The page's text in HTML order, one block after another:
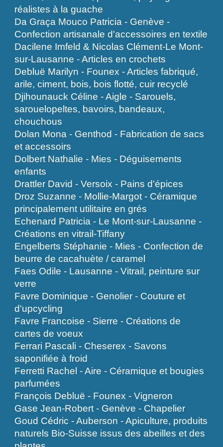
réalistes à la guache
Da Graça Mouco Patricia - Genève -
Confection artisanale d'accessoires en textile
Dacilene Imfeld & Nicolas Clément-Le Mont-
sur-Lausanne - Articles en crochets
Debluë Marilyn - Founex - Articles fabriqué,
arile, ciment, bois, bois flotté, cuir recyclé
Djihounauck Céline - Aigle - Sarouels,
sarouelopeltes, bavoirs, bandeaux,
chouchous
Dolan Mona - Genthod - Fabrication de sacs
et accessoirs
Dolbert Nathalie - Mies - Déguisements
enfants
Drattler David - Versoix - Pains d'épices
Droz Suzanne - Mollie-Margot - Céramique
principalement utilitaire en grés
Echenard Patricia - Le Mont-sur-Lausanne -
Créations en vitrail-Tiffany
Engelberts Stéphanie - Mies - Confection de
beurre de cacahuète / caramel
Faes Odile - Lausanne - Vitrail, peinture sur
verre
Favre Dominique - Genolier - Couture et
d'upcycling
Favre Francoise - Sierre - Créations de
cartes de voeux
Ferrari Pascali - Cheserex - Savons
saponifiée à froid
Ferretti Rachel - Aire - Céramique et bougies
parfumées
François Debluë - Founex - Vigneron
Gase Jean-Robert - Genève - Chapelier
Goud Cédric - Auberson - Apiculture, produits
naturels Bio-Suisse issus des abeilles et des